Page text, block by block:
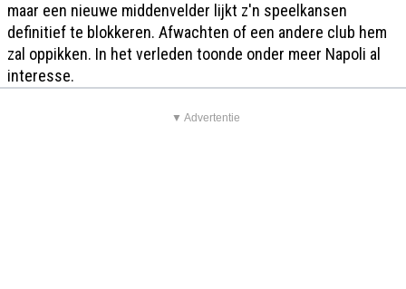
maar een nieuwe middenvelder lijkt z'n speelkansen
definitief te blokkeren. Afwachten of een andere club hem
zal oppikken. In het verleden toonde onder meer Napoli al
interesse.
▼ Advertentie